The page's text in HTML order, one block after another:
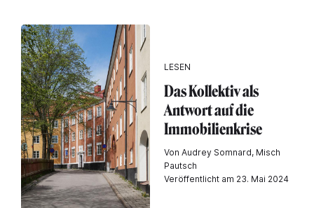
LESEN
Das Kollektiv als
Antwort auf die
Immobilienkrise
Von Audrey Somnard, Misch
Pautsch
Veröffentlicht am 23. Mai 2024